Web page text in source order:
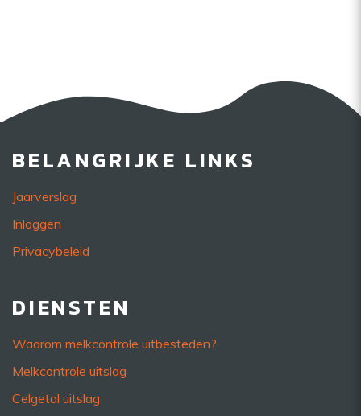
BELANGRIJKE LINKS
Jaarverslag
Inloggen
Privacybeleid
DIENSTEN
Waarom melkcontrole uitbesteden?
Melkcontrole uitslag
Celgetal uitslag